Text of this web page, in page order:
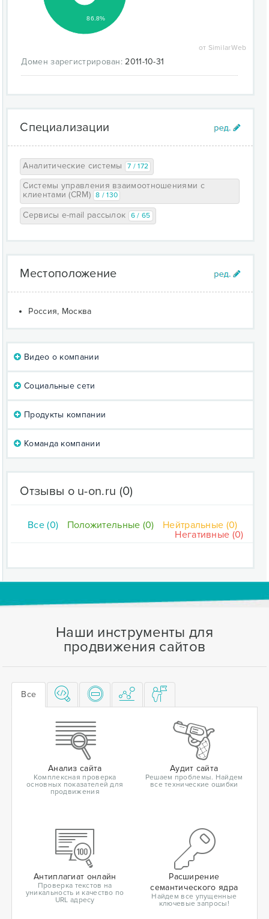
86.8%
от SimilarWeb
Домен зарегистрирован: 2011-10-31
Специализации
Аналитические системы 7 / 172
Системы управления взаимоотношениями с
клиентами (CRM) 8 / 130
Сервисы e-mail рассылок 6 / 65
Местоположение
Россия, Москва
Видео о компании
Социальные сети
Продукты компании
Команда компании
Отзывы о u-on.ru (0)
Все (0) Положительные (0)
Нейтральные (0)
Негативные (0)
Наши инструменты для
продвижения сайтов
Все
Анализ сайта
Комплексная проверка
основных показателей для
продвижения
Аудит сайта
Решаем проблемы. Найдем
все технические ошибки
Антиплагиат онлайн
Проверка текстов на
уникальность и качество по
URL адресу
Расширение
семантического ядра
Найдем все упущенные
ключевые запросы!